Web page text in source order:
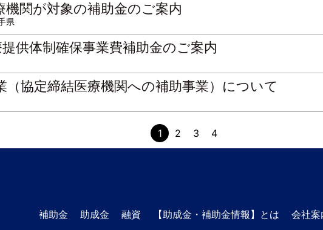
機関が対象の補助金のご案内
県
供体制確保事業費補助金のご案内
（協定締結医療機関への補助事業）について
1 2 3 4
補助金 助成金 融資 【助成金・補助金情報】とは 会社案